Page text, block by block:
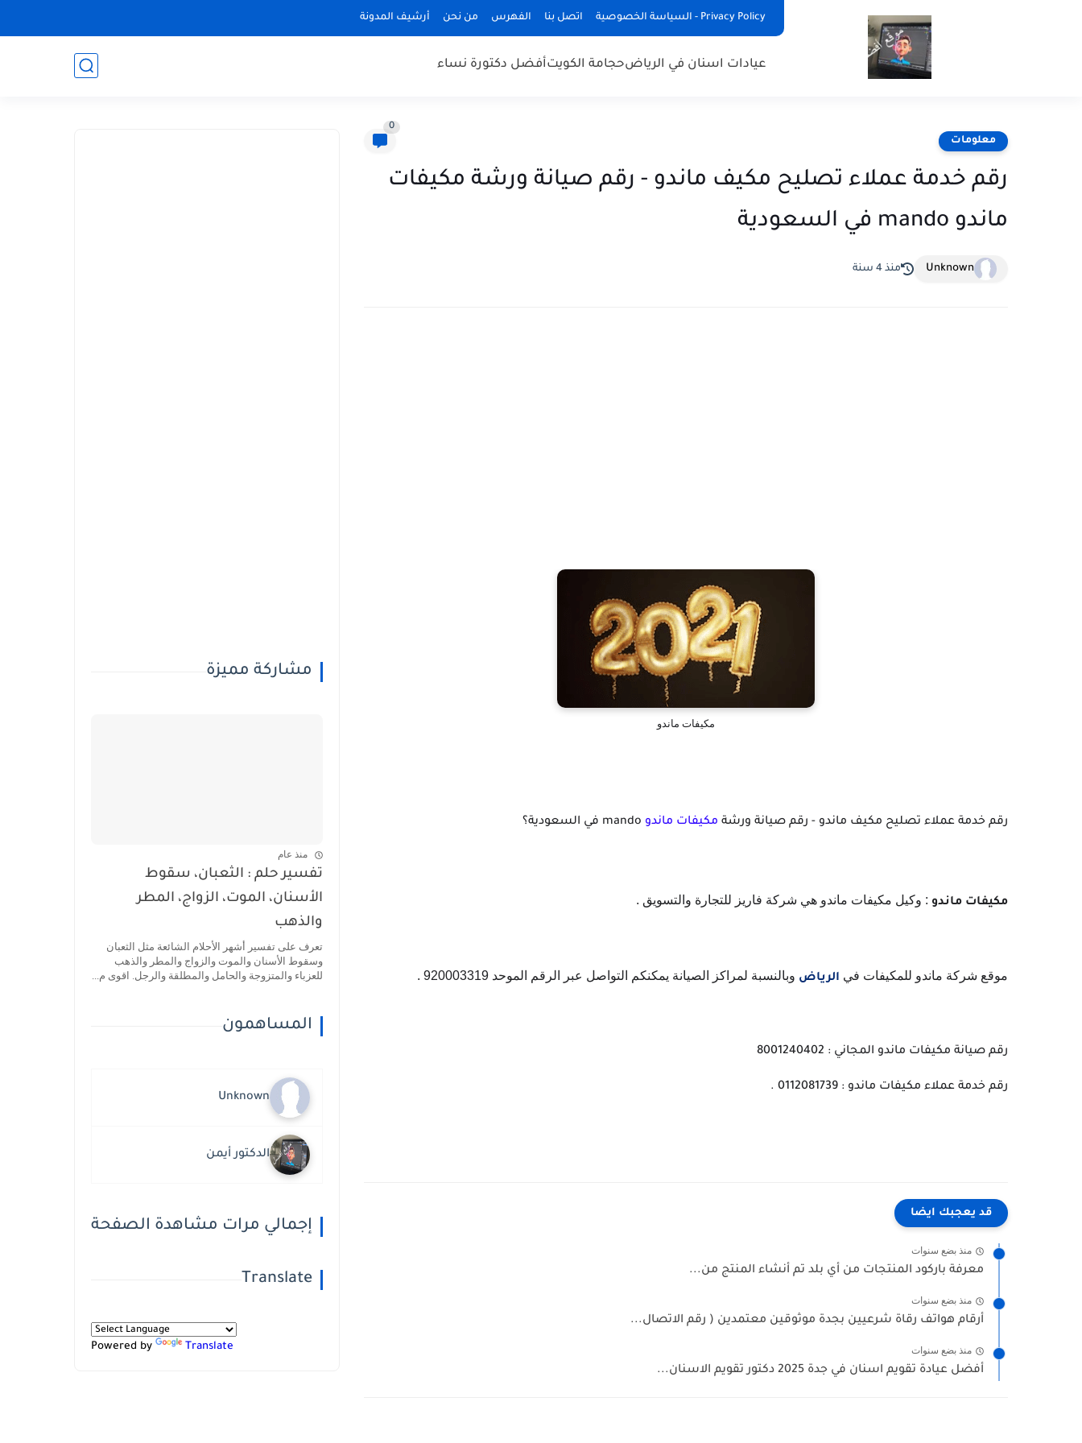
Privacy Policy - السياسة الخصوصية اتصل بنا الفهرس من نحن أرشيف المدونة
عيادات اسنان في الرياضحجامة الكويتأفضل دكتورة نساء
معلومات
0
رقم خدمة عملاء تصليح مكيف ماندو - رقم صيانة ورشة مكيفات
ماندو mando في السعودية
Unknown منذ 4 سنة
مكيفات ماندو
رقم خدمة عملاء تصليح مكيف ماندو - رقم صيانة ورشة مكيفات ماندو
مكيفات ماندو : وكيل مكيفات ماندو هي شركة فاريز للتجارة والتسويق .
موقع شركة ماندو للمكيفات في الرياض وبالنسبة لمراكز الصيانة يمكنكم التواصل عبر الرقم الموحد 920003319 .
رقم صيانة مكيفات ماندو المجاني : 8001240402
رقم خدمة عملاء مكيفات ماندو : 0112081739 .
قد يعجبك ايضا
منذ بضع سنوات
معرفة باركود المنتجات من أي بلد تم أنشاء المنتج من...
منذ بضع سنوات
أرقام هواتف رقاة شرعيين بجدة موثوقين معتمدين ( رقم الاتصال...
منذ بضع سنوات
أفضل عيادة تقويم اسنان في جدة 2025 دكتور تقويم الاسنان...
مشاركة مميزة
منذ عام
تفسير حلم : الثعبان، سقوط
الأسنان، الموت، الزواج، المطر
والذهب
تعرف على تفسير أشهر الأحلام الشائعة مثل الثعبان
وسقوط الأسنان والموت والزواج والمطر والذهب
للعزباء والمتزوجة والحامل والمطلقة والرجل. اقوى م...
المساهمون
Unknown
الدكتور أيمن
إجمالي مرات مشاهدة الصفحة
Translate
Powered by Translate